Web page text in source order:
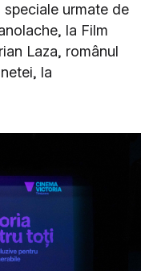
urmate de
la Film
Laza, românul
la